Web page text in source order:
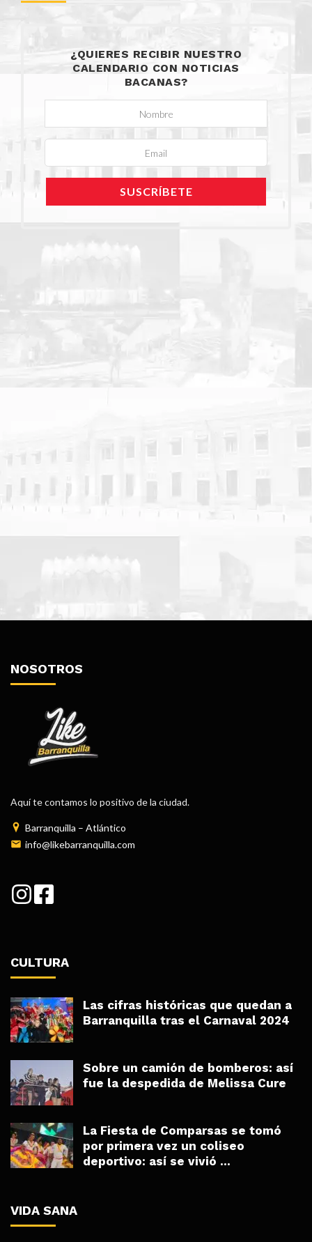
¿QUIERES RECIBIR NUESTRO
CALENDARIO CON NOTICIAS
BACANAS?
NOSOTROS
Aquí te contamos lo positivo de la ciudad.
Barranquilla – Atlántico
info@likebarranquilla.com
CULTURA
Las cifras históricas que quedan a
Barranquilla tras el Carnaval 2024
Sobre un camión de bomberos: así
fue la despedida de Melissa Cure
La Fiesta de Comparsas se tomó
por primera vez un coliseo
deportivo: así se vivió ...
VIDA SANA